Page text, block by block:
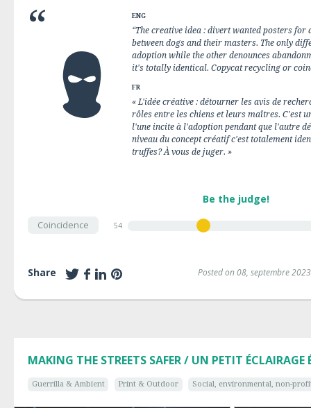
ENG
“The creative idea : divert wanted posters
between dogs and their masters. The only
adoption while the other denounces
it's totally identical. Copycat recycling or
FR
« L'idée créative : détourner les avis de
rôles entre les chiens et leurs maîtres. C'est
l'une incite à l'adoption pendant que l'autre
niveau du concept créatif c'est totalement
truffes? À vous de juger. »
Be the judge!
Coincidence 54
Share Posted on 08, septembre 2023
MAKING THE STREETS SAFER / UN PETIT ÉCLAIRAGE
Guerrilla & Ambient Print & Outdoor Social, environmental, non-